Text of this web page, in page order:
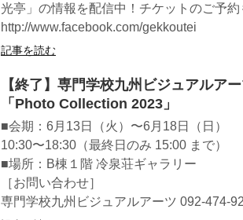
光亭」の情報を配信中！チケットのご予
http://www.facebook.com/gekkoutei
記事を読む
【終了】専門学校九州ビジュアルア
「Photo Collection 2023」
■会期：6月13日（火）〜6月18日（日）
10:30〜18:30（最終日のみ 15:00 まで）
■場所：B棟１階 冷泉荘ギャラリー
［お問い合わせ］
専門学校九州ビジュアルアーツ 092-474-